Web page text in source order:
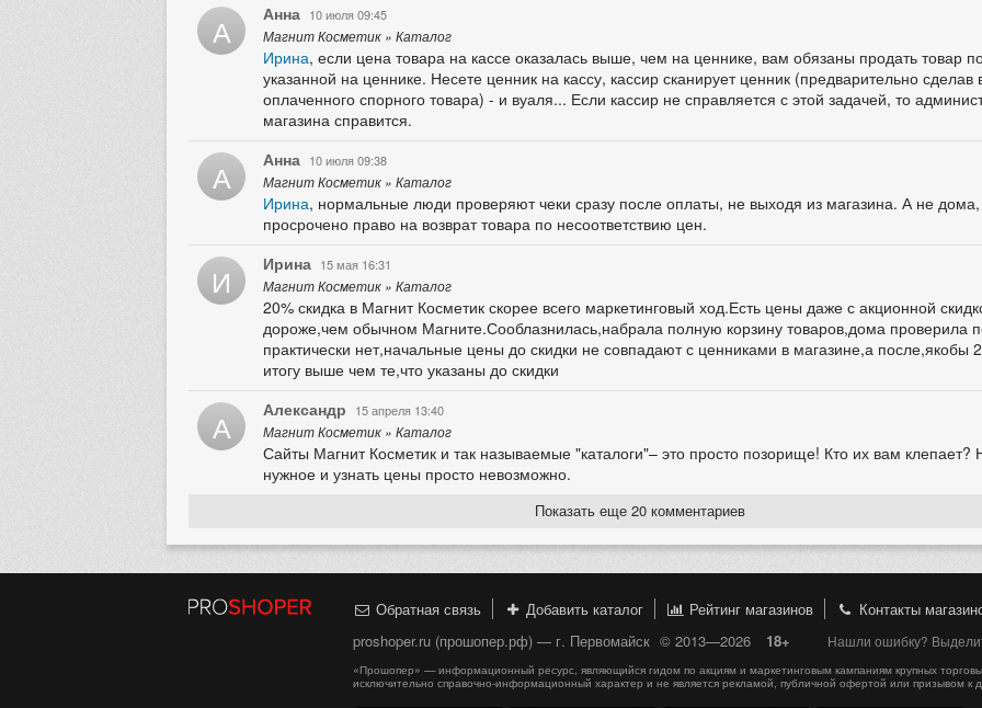
А Анна 10 июля 09:45
Магнит Косметик » Каталог
Ирина, если цена товара на кассе оказалась выше, чем на ценнике, вам обязаны продать товар
указанной на ценнике. Несете ценник на кассу, кассир сканирует ценник (предварительно сделав
оплаченного спорного товара) - и вуаля... Если кассир не справляется с этой задачей, то
магазина справится.
А Анна 10 июля 09:38
Магнит Косметик » Каталог
Ирина, нормальные люди проверяют чеки сразу после оплаты, не выходя из магазина. А не дома,
просрочено право на возврат товара по несоответствию цен.
И Ирина 15 мая 16:31
Магнит Косметик » Каталог
20% скидка в Магнит Косметик скорее всего маркетинговый ход.Есть цены даже с акционной
дороже,чем обычном Магните.Сооблазнилась,набрала полную корзину товаров,дома проверила
практически нет,начальные цены до скидки не совпадают с ценниками в магазине,а после,якобы
итогу выше чем те,что указаны до скидки
А Александр
15 апреля 13:40
Магнит Косметик » Каталог
Сайты Магнит Косметик и так называемые "каталоги"– это просто позорище! Кто их вам клепает?
нужное и узнать цены просто невозможно.
Показать еще 20 комментариев
Обратная связь Добавить каталог Рейтинг магазинов
Контакты
proshoper.ru (прошопер.рф) — г. Первомайск © 2013—2026 18+ Нашли ошибку?
«Прошопер» — информационный ресурс, являющийся гидом по акциям и маркетинговым кампаниям крупных
исключительно справочно-информационный характер и не является рекламой, публичной офертой или призывом к